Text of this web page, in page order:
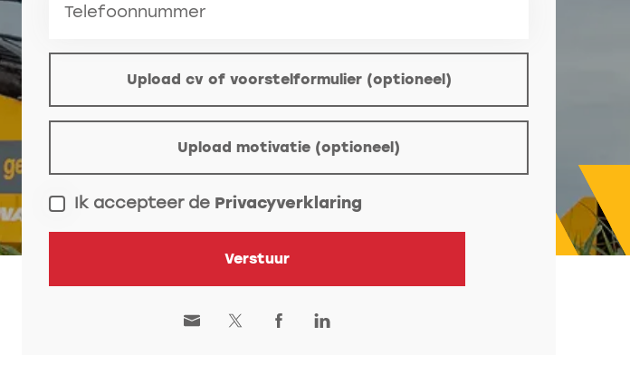
Upload cv of voorstelformulier (optioneel)
Upload motivatie (optioneel)
Ik accepteer de Privacyverklaring
Verstuur